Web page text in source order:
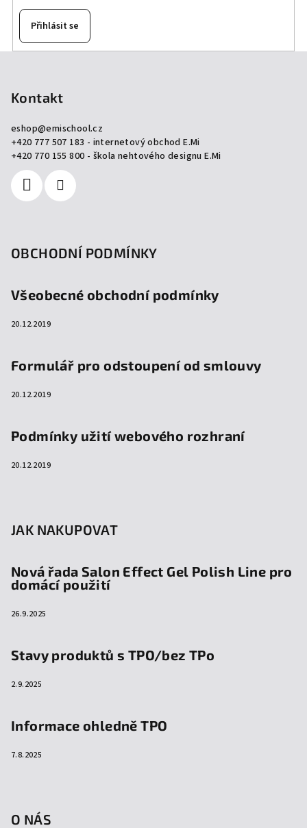
Přihlásit se
Kontakt
eshop@emischool.cz
+420 777 507 183 - internetový obchod E.Mi
+420 770 155 800 - škola nehtového designu E.Mi
OBCHODNÍ PODMÍNKY
Všeobecné obchodní podmínky
20.12.2019
Formulář pro odstoupení od smlouvy
20.12.2019
Podmínky užití webového rozhraní
20.12.2019
JAK NAKUPOVAT
Nová řada Salon Effect Gel Polish Line pro
domácí použití
26.9.2025
Stavy produktů s TPO/bez TPo
2.9.2025
Informace ohledně TPO
7.8.2025
O NÁS